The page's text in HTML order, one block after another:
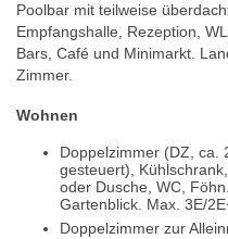
Poolbar mit teilweise
Empfangshalle, Rezeption,
Bars, Café und Minimarkt.
Zimmer.
Wohnen
Doppelzimmer (DZ, ca.
gesteuert),
oder Dusche, WC,
Gartenblick. Max. 3E/
Doppelzimmer zur